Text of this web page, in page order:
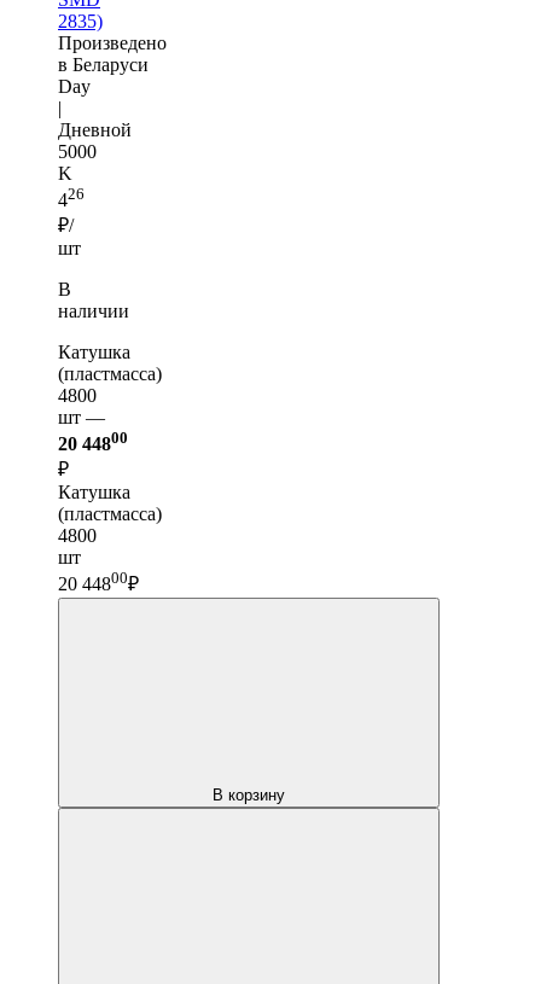
2835)
Произведено
в Беларуси
Day
|
Дневной
5000
K
426
₽/
шт
В
наличии
Катушка
(пластмасса)
4800
шт —
20 44800
₽
Катушка
(пластмасса)
4800
шт
20 44800₽
В корзину